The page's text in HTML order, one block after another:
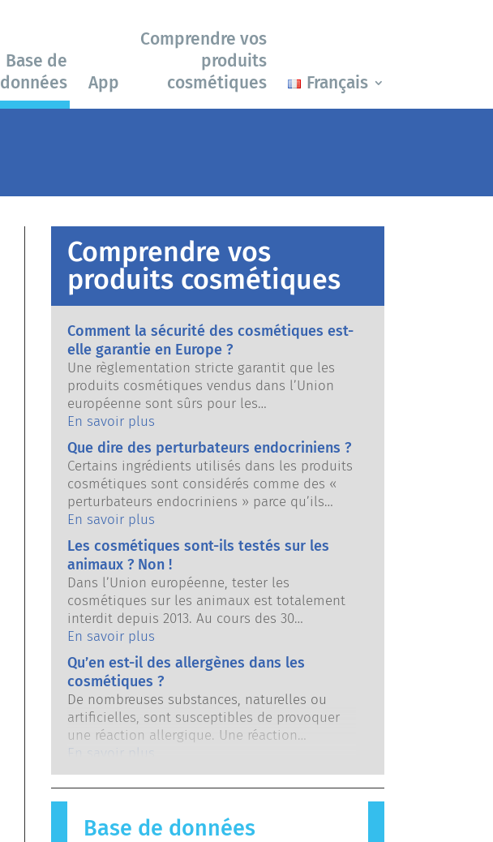
Base de
données
App
Comprendre vos
produits
cosmétiques
Français
Comprendre vos
produits cosmétiques
Comment la sécurité des cosmétiques est-
elle garantie en Europe ?
Une règlementation stricte garantit que les
produits cosmétiques vendus dans l’Union
européenne sont sûrs pour les
consommateurs. Les entreprises et les
autorités réglementaires nationales et
européennes se partagent la responsabilité
d’assurer la sécurité des produits
cosmétiques.
En savoir plus
Que dire des perturbateurs endocriniens ?
Certains ingrédients utilisés dans les produits
cosmétiques sont considérés comme des «
perturbateurs endocriniens » parce qu’ils
sont susceptibles d’imiter certaines
propriétés de nos hormones. Ce n’est pas
parce qu’un produit peut imiter une hormone
qu’il perturbera nécessairement notre
système endocrinien. De nombreuses
substances, y compris naturelles, imitent les
hormones, mais très peu d’entre elles, et il
s’agit principalement de médicaments
puissants, se sont révélées capables de
perturber le système endocrinien. Les
évaluations rigoureuses de la sécurité des
produits cosmétiques effectuées par des
experts scientifiques qualifiés, que les
entreprises sont légalement tenues de
envisageables, y compris une perturbation
endocrinienne potentielle.
En savoir plus
Les cosmétiques sont-ils testés sur les
animaux ? Non !
Dans l’Union européenne, tester les
cosmétiques sur les animaux est totalement
interdit depuis 2013. Au cours des 30
dernières années, bien avant qu’une
interdiction ne soit mise en place, l’industrie
cosmétique a investi dans la recherche et le
développement sur les méthodes alternatives
à l’expérimentation animale pour évaluer la
sécurité des ingrédients et des produits
cosmétiques.
En savoir plus
Qu’en est-il des allergènes dans les
cosmétiques ?
De nombreuses substances, naturelles ou
artificielles, sont susceptibles de provoquer
une réaction allergique. Une réaction
allergique se produit lorsque le système
immunitaire d’une personne réagit à des
substances qui sont inoffensives pour la
plupart des gens. Une substance qui
provoque une réaction allergique est appelée
En savoir plus
Base de données